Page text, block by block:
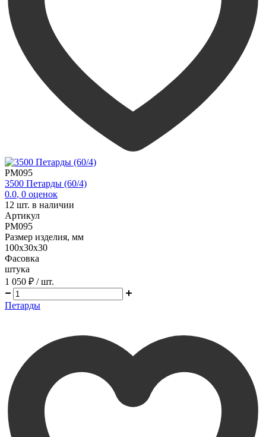
PM095
3500 Петарды (60/4)
0.0, 0 оценок
12 шт. в наличии
Артикул
PM095
Размер изделия, мм
100х30х30
Фасовка
штука
1 050 ₽ / шт.
Петарды